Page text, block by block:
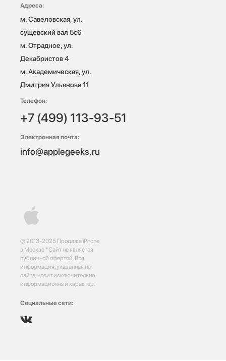
© 2013-2025 Продажа iPhone
в Москве *Сайт не является
публичной офертой. Вся
информация, указанная на
сайте, носит исключительно
информационный характер.
Социальные сети:
Адреса:
м. Савеловская, ул.
сущевский вал 5с6
м. Отрадное, ул.
Декабристов 4
м. Академическая, ул.
Дмитрия Ульянова 11
Телефон:
+7 (499) 113-93-51
Электронная почта:
info@applegeeks.ru